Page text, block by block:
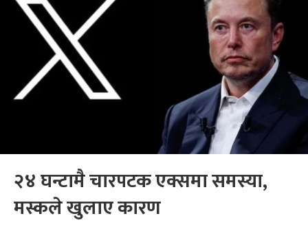
२४ घन्टामै चारपटक एक्समा‍ समस्या,
मस्कले खुलाए कारण